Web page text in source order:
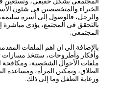
الخبراء والمتخصصين فى شئون الأسرة
والرجل، فالوصول إلى أسرة سليمة، جميع
بالتحقق فى المجتمع، يؤدى مباشرة إلى
المجتمعى.
بالإضافة الي ان اهم الملفات المقدمة،
وأفكار وأطروحات، ستتخذ مسارات تشريعية
ملفات الأحوال الشخصية، ومكافحة
الطلاق، وتمكين المرأة، ومساعدة الشباب
ورعاية الطفل وما إلى ذلك.